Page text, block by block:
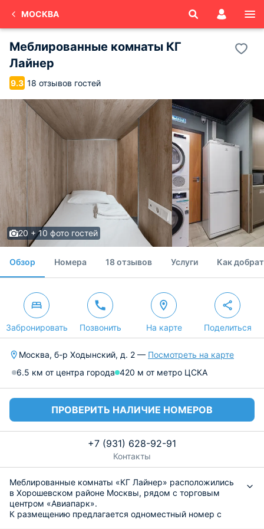
МОСКВА
Меблированные комнаты КГ
Лайнер
9.3 18 отзывов гостей
20 + 10 фото гостей
Обзор Номера 18 отзывов Услуги Как
Забронировать Позвонить На карте Поделиться
Москва, б-р Ходынский, д. 2 — Посмотреть на карте
6.5 км от центра города 420 м от метро ЦСКА
ПРОВЕРИТЬ НАЛИЧИЕ НОМЕРОВ
+7 (931) 628-92-91
Контакты
Меблированные комнаты «КГ Лайнер» расположились
в Хорошевском районе Москвы, рядом с торговым
центром «Авиапарк».
К размещению предлагается одноместный номер с